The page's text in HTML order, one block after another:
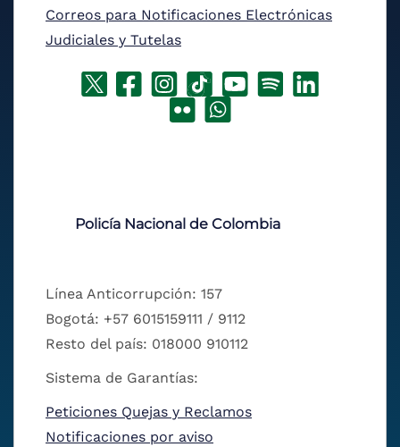
Correos para Notificaciones Electrónicas
Judiciales y Tutelas
Policía Nacional de Colombia
Línea Anticorrupción: 157
Bogotá: +57 6015159111 / 9112
Resto del país: 018000 910112
Sistema de Garantías:
Peticiones Quejas y Reclamos
Notificaciones por aviso